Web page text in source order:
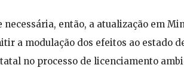
então, a atualização em
a modulação dos efeitos ao estado
no processo de licenciamento